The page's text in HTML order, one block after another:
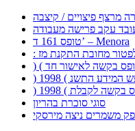
טופס 161 ד’ – Menora
סוגי סוכרת בהריון
משמרים ניצה מירסקי